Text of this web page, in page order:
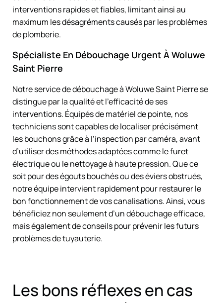
interventions rapides et fiables, limitant ainsi au
maximum les désagréments causés par les problèmes
de plomberie.
Spécialiste En Débouchage Urgent À Woluwe
Saint Pierre
Notre service de débouchage à Woluwe Saint Pierre se
distingue par la qualité et l’efficacité de ses
interventions. Équipés de matériel de pointe, nos
techniciens sont capables de localiser précisément
les bouchons grâce à l’inspection par caméra, avant
d’utiliser des méthodes adaptées comme le furet
électrique ou le nettoyage à haute pression. Que ce
soit pour des égouts bouchés ou des éviers obstrués,
notre équipe intervient rapidement pour restaurer le
bon fonctionnement de vos canalisations. Ainsi, vous
bénéficiez non seulement d’un débouchage efficace,
mais également de conseils pour prévenir les futurs
problèmes de tuyauterie.
Les bons réflexes en cas